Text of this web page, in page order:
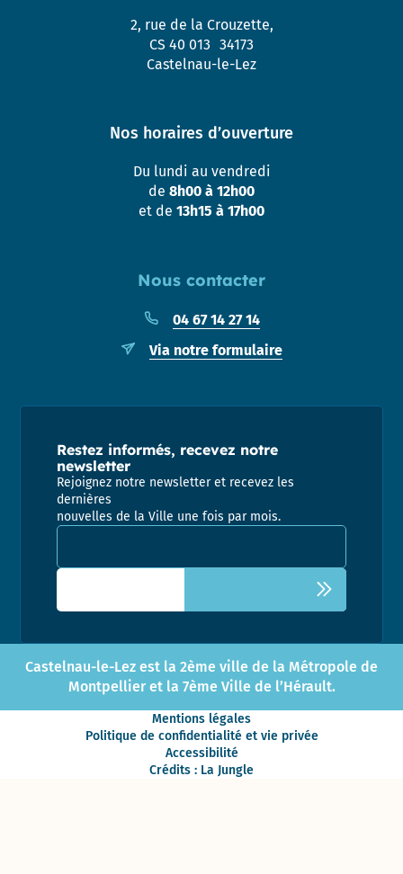
Nous contacter
04 67 14 27 14
Via notre formulaire
2, rue de la Crouzette,
CS 40 013 34173
Castelnau-le-Lez
Nos horaires d’ouverture
Du lundi au vendredi
de 8h00 à 12h00
et de 13h15 à 17h00
Restez informés, recevez notre
newsletter
Rejoignez notre newsletter et recevez les
dernières
nouvelles de la Ville une fois par mois.
Adresse email pour la newsletter
Castelnau-le-Lez est la 2ème ville de la Métropole de
Montpellier et la 7ème Ville de l’Hérault.
Mentions légales
Politique de confidentialité et vie privée
Accessibilité
Crédits : La Jungle